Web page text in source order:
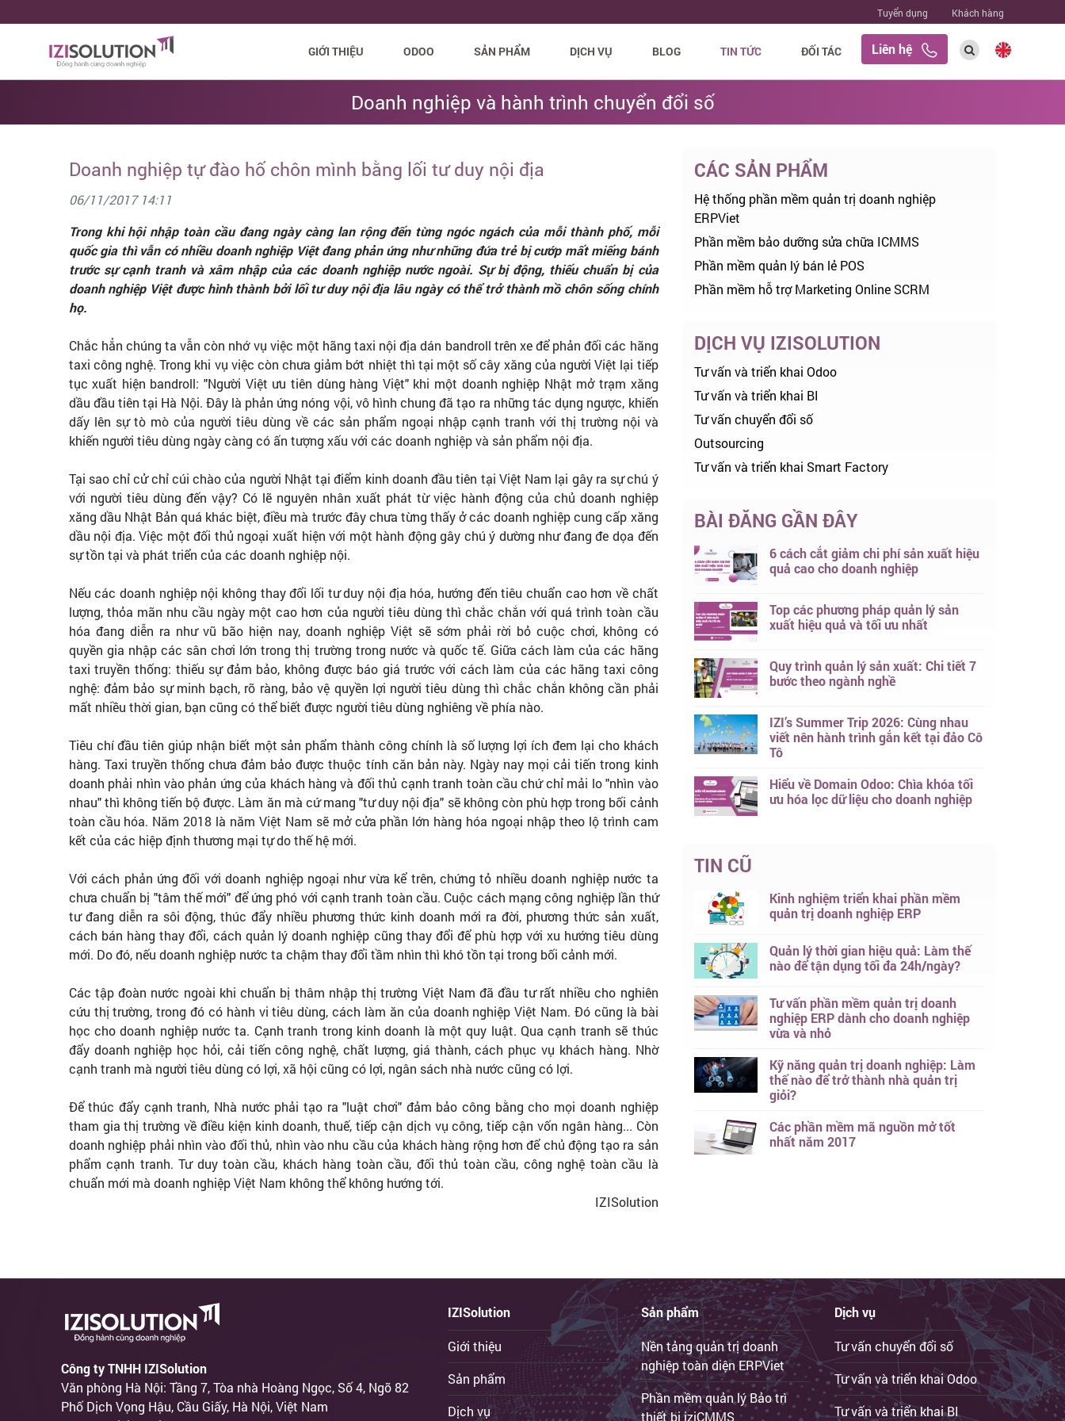
Tuyển dụng Khách hàng
GIỚI THIỆU ODOO SẢN PHẨM DỊCH VỤ BLOG TIN TỨC ĐỐI TÁC Liên hệ
Doanh nghiệp và hành trình chuyển đổi số
Doanh nghiệp tự đào hố chôn mình bằng lối tư duy nội địa
06/11/2017 14:11
Trong khi hội nhập toàn cầu đang ngày càng lan rộng đến từng ngóc ngách của mỗi thành phố, mỗi
quốc gia thì vẫn có nhiều doanh nghiệp Việt đang phản ứng như những đứa trẻ bị cướp mất miếng bánh
trước sự cạnh tranh và xâm nhập của các doanh nghiệp nước ngoài. Sự bị động, thiếu chuẩn bị của
doanh nghiệp Việt được hình thành bởi lối tư duy nội địa lâu ngày có thể trở thành mồ chôn sống chính
họ.
Chắc hẳn chúng ta vẫn còn nhớ vụ việc một hãng taxi nội địa dán bandroll trên xe để phản đối các hãng
taxi công nghệ. Trong khi vụ việc còn chưa giảm bớt nhiệt thì tại một số cây xăng của người Việt lại tiếp
tục xuất hiện bandroll: "Người Việt ưu tiên dùng hàng Việt" khi một doanh nghiệp Nhật mở trạm xăng
dầu đầu tiên tại Hà Nội. Đây là phản ứng nóng vội, vô hình chung đã tạo ra những tác dụng ngược, khiến
dấy lên sự tò mò của người tiêu dùng về các sản phẩm ngoại nhập cạnh tranh với thị trường nội và
khiến người tiêu dùng ngày càng có ấn tượng xấu với các doanh nghiệp và sản phẩm nội địa.
Tại sao chỉ cử chỉ cúi chào của người Nhật tại điểm kinh doanh đầu tiên tại Việt Nam lại gây ra sự chú ý
với người tiêu dùng đến vậy? Có lẽ nguyên nhân xuất phát từ việc hành động của chủ doanh nghiệp
xăng dầu Nhật Bản quá khác biệt, điều mà trước đây chưa từng thấy ở các doanh nghiệp cung cấp xăng
dầu nội địa. Việc một đối thủ ngoại xuất hiện với một hành động gây chú ý dường như đang đe dọa đến
sự tồn tại và phát triển của các doanh nghiệp nội.
Nếu các doanh nghiệp nội không thay đổi lối tư duy nội địa hóa, hướng đến tiêu chuẩn cao hơn về chất
lượng, thỏa mãn nhu cầu ngày một cao hơn của người tiêu dùng thì chắc chắn với quá trình toàn cầu
hóa đang diễn ra như vũ bão hiện nay, doanh nghiệp Việt sẽ sớm phải rời bỏ cuộc chơi, không có
quyền gia nhập các sân chơi lớn trong thị trường trong nước và quốc tế. Giữa cách làm của các hãng
taxi truyền thống: thiếu sự đảm bảo, không được báo giá trước với cách làm của các hãng taxi công
nghệ: đảm bảo sự minh bạch, rõ ràng, bảo vệ quyền lợi người tiêu dùng thì chắc chắn không cần phải
mất nhiều thời gian, bạn cũng có thể biết được người tiêu dùng nghiêng về phía nào.
Tiêu chí đầu tiên giúp nhận biết một sản phẩm thành công chính là số lượng lợi ích đem lại cho khách
hàng. Taxi truyền thống chưa đảm bảo được thuộc tính căn bản này. Ngày nay mọi cải tiến trong kinh
doanh phải nhìn vào phản ứng của khách hàng và đối thủ cạnh tranh toàn cầu chứ chỉ mải lo "nhìn vào
nhau" thì không tiến bộ được. Làm ăn mà cứ mang "tư duy nội địa" sẽ không còn phù hợp trong bối cảnh
toàn cầu hóa. Năm 2018 là năm Việt Nam sẽ mở cửa phần lớn hàng hóa ngoại nhập theo lộ trình cam
kết của các hiệp định thương mại tự do thế hệ mới.
Với cách phản ứng đối với doanh nghiệp ngoại như vừa kể trên, chứng tỏ nhiều doanh nghiệp nước ta
chưa chuẩn bị "tâm thế mới" để ứng phó với cạnh tranh toàn cầu. Cuộc cách mạng công nghiệp lần thứ
tư đang diễn ra sôi động, thúc đẩy nhiều phương thức kinh doanh mới ra đời, phương thức sản xuất,
cách bán hàng thay đổi, cách quản lý doanh nghiệp cũng thay đổi để phù hợp với xu hướng tiêu dùng
mới. Do đó, nếu doanh nghiệp nước ta chậm thay đổi tầm nhìn thì khó tồn tại trong bối cảnh mới.
Các tập đoàn nước ngoài khi chuẩn bị thâm nhập thị trường Việt Nam đã đầu tư rất nhiều cho nghiên
cứu thị trường, trong đó có hành vi tiêu dùng, cách làm ăn của doanh nghiệp Việt Nam. Đó cũng là bài
học cho doanh nghiệp nước ta. Cạnh tranh trong kinh doanh là một quy luật. Qua cạnh tranh sẽ thúc
đẩy doanh nghiệp học hỏi, cải tiến công nghệ, chất lượng, giá thành, cách phục vụ khách hàng. Nhờ
cạnh tranh mà người tiêu dùng có lợi, xã hội cũng có lợi, ngân sách nhà nước cũng có lợi.
Để thúc đẩy cạnh tranh, Nhà nước phải tạo ra "luật chơi" đảm bảo công bằng cho mọi doanh nghiệp
tham gia thị trường về điều kiện kinh doanh, thuế, tiếp cận dịch vụ công, tiếp cận vốn ngân hàng... Còn
doanh nghiệp phải nhìn vào đối thủ, nhìn vào nhu cầu của khách hàng rộng hơn để chủ động tạo ra sản
phẩm cạnh tranh. Tư duy toàn cầu, khách hàng toàn cầu, đối thủ toàn cầu, công nghệ toàn cầu là
chuẩn mới mà doanh nghiệp Việt Nam không thể không hướng tới.
IZISolution
CÁC SẢN PHẨM
Hệ thống phần mềm quản trị doanh nghiệp
ERPViet
Phần mềm bảo dưỡng sửa chữa ICMMS
Phần mềm quản lý bán lẻ POS
Phần mềm hỗ trợ Marketing Online SCRM
DỊCH VỤ IZISOLUTION
Tư vấn và triển khai Odoo
Tư vấn và triển khai BI
Tư vấn chuyển đổi số
Outsourcing
Tư vấn và triển khai Smart Factory
BÀI ĐĂNG GẦN ĐÂY
6 cách cắt giảm chi phí sản xuất hiệu
quả cao cho doanh nghiệp
Top các phương pháp quản lý sản
xuất hiệu quả và tối ưu nhất
Quy trình quản lý sản xuất: Chi tiết 7
bước theo ngành nghề
IZI’s Summer Trip 2026: Cùng nhau
viết nên hành trình gắn kết tại đảo Cô
Tô
Hiểu về Domain Odoo: Chìa khóa tối
ưu hóa lọc dữ liệu cho doanh nghiệp
TIN CŨ
Kinh nghiệm triển khai phần mềm
quản trị doanh nghiệp ERP
Quản lý thời gian hiệu quả: Làm thế
nào để tận dụng tối đa 24h/ngày?
Tư vấn phần mềm quản trị doanh
nghiệp ERP dành cho doanh nghiệp
vừa và nhỏ
Kỹ năng quản trị doanh nghiệp: Làm
thế nào để trở thành nhà quản trị
giỏi?
Các phần mềm mã nguồn mở tốt
nhất năm 2017
Công ty TNHH IZISolution
Văn phòng Hà Nội: Tầng 7, Tòa nhà Hoàng Ngọc, Số 4, Ngõ 82
Phố Dịch Vọng Hậu, Cầu Giấy, Hà Nội, Việt Nam
IZISolution
Giới thiệu
Sản phẩm
Dịch vụ
Sản phẩm
Nền tảng quản trị doanh
nghiệp toàn diện ERPViet
Phần mềm quản lý Bảo trì
thiết bị iziCMMS
Dịch vụ
Tư vấn chuyển đổi số
Tư vấn và triển khai Odoo
Tư vấn và triển khai BI